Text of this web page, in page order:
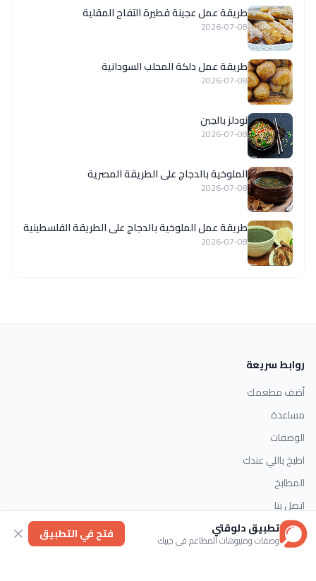
طريقة عمل عجينة فطيرة التفاح المقلية
2026-07-08
طريقة عمل دلكة المحلب السودانية
2026-07-08
نودلز بالجبن
2026-07-08
الملوخية بالدجاج على الطريقة المصرية
2026-07-08
طريقة عمل الملوخية بالدجاج على الطريقة الفلسطينية
2026-07-08
روابط سريعة
أضف مطعمك
مساعدة
الوصفات
اطبخ باللي عندك
المطابخ
اتصل بنا
التصنيفات
تطبيق دلوقتي
وصفات ومنيوهات المطاعم في جيبك فتح في التطبيق